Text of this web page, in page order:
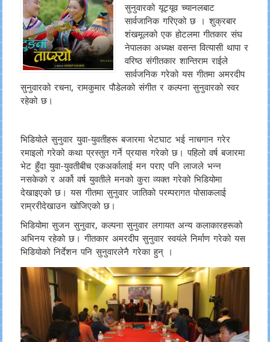
सुनुवारको यूट्यूव च्यानलबाट
सार्वजानिक गरिएको छ । शुक्रबार
शंखमूलको एक होटलमा गीतकार संघ
नेपालका अध्यक्ष वसन्त वित्यासी थापा र
वरिष्ठ संगीतकार शान्तिराम राईले
सार्वजनिक गरेको यस गीतमा अमरदीप
सुनुवारको रचना, रामकुमार पौडेलको संगीत र कल्पना सुनुवारको स्वर
रहेको छ।
भिडियोले सुनुवार युवा-युवतीहरू बजारमा भेटघाट भई नाचगान गरेर
रमाइलो गरेको कथा प्रस्तुत गर्ने प्रयास गरेको छ। पहिलो वर्ष बजारमा
भेट हुँदा युवा-युवतीबीच एकअर्कालाई मन पराए पनि लाजले भन्न
नसकेको र अर्को वर्ष युवतीले मनको कुरा व्यक्त गरेको भिडियोमा
देखाइएको छ। यस गीतमा सुनुवार जातिको परम्परागत पोसाकलाई
राम्ररीदेखाउन खोजिएको छ।
भिडियोमा सुजन सुनुवार, कल्पना सुनुवार लगायत अन्य कलाकारहरूको
अभिनय रहेको छ। गीतकार अमरदीप सुनुवार स्वयंले निर्माण गरेको यस
भिडियोको निर्देशन पनि सुनुवारलेनै गरेका हुन् ।